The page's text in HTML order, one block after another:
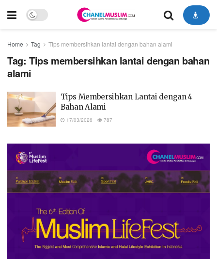
Home Tag Tips membersihkan lantai dengan bahan alami
Tag: Tips membersihkan lantai dengan bahan
alami
Tips Membersihkan Lantai dengan 4
Bahan Alami
17/03/2026 787